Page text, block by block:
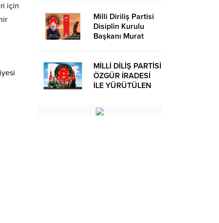
için
Milli Diriliş Partisi
Disiplin Kurulu
Başkanı Murat
Basın Açıklaması
MİLLİ DİLİŞ PARTİSİ
ÖZGÜR İRADESİ
İLE YÜRÜTÜLEN
OLUŞUMUDUR